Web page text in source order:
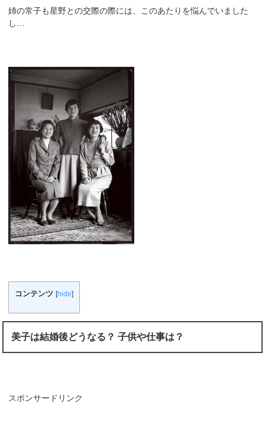
姉の常子も星野との交際の際には、このあたりを悩んでいました
し…
コンテンツ [hide]
美子は結婚後どうなる？ 子供や仕事は？
スポンサードリンク